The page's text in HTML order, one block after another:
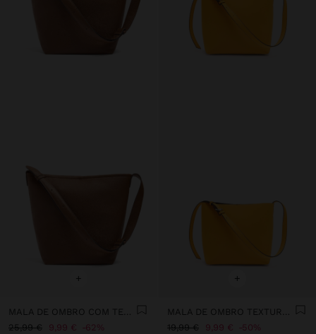
+
MALA DE OMBRO COM TEXTURA
25,99 €
9,99 € 62%
+
MALA DE OMBRO TEXTURA SUAVE
19,99 €
9,99 € 50%